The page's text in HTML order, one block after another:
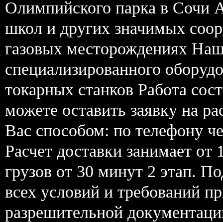
Олимпийского парка в Сочи
школ и других значимых
газовых месторождениях
специализированного
токарных станков Работа
можете оставить заявку на
Вас способом: по телефону
Расчет доставки занимает
грузов от 30 минут 2 этап.
всех условий и требований
разрешительной